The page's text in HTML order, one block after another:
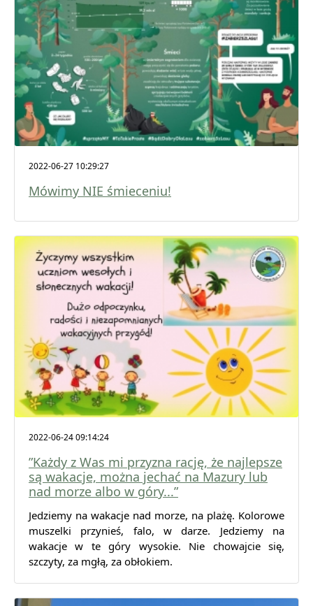
2022-06-27 10:29:27
Mówimy NIE śmieceniu!
2022-06-24 09:14:24
”Każdy z Was mi przyzna rację, że najlepsze
są wakacje, można jechać na Mazury lub
nad morze albo w góry...”
Jedziemy na wakacje nad morze, na plażę. Kolorowe
muszelki przynieś, falo, w darze. Jedziemy na
wakacje w te góry wysokie. Nie chowajcie się,
szczyty, za mgłą, za obłokiem.